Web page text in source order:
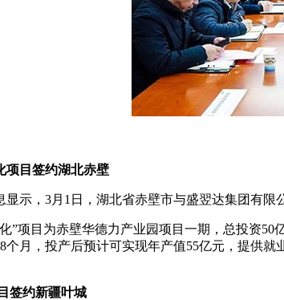
项目签约湖北赤壁
示，3月1日，湖北省赤壁市与盛翌达集团有
”项目为赤壁华德力产业园项目一期，总投资
月，投产后预计可实现年产值55亿元，提供
签约新疆叶城